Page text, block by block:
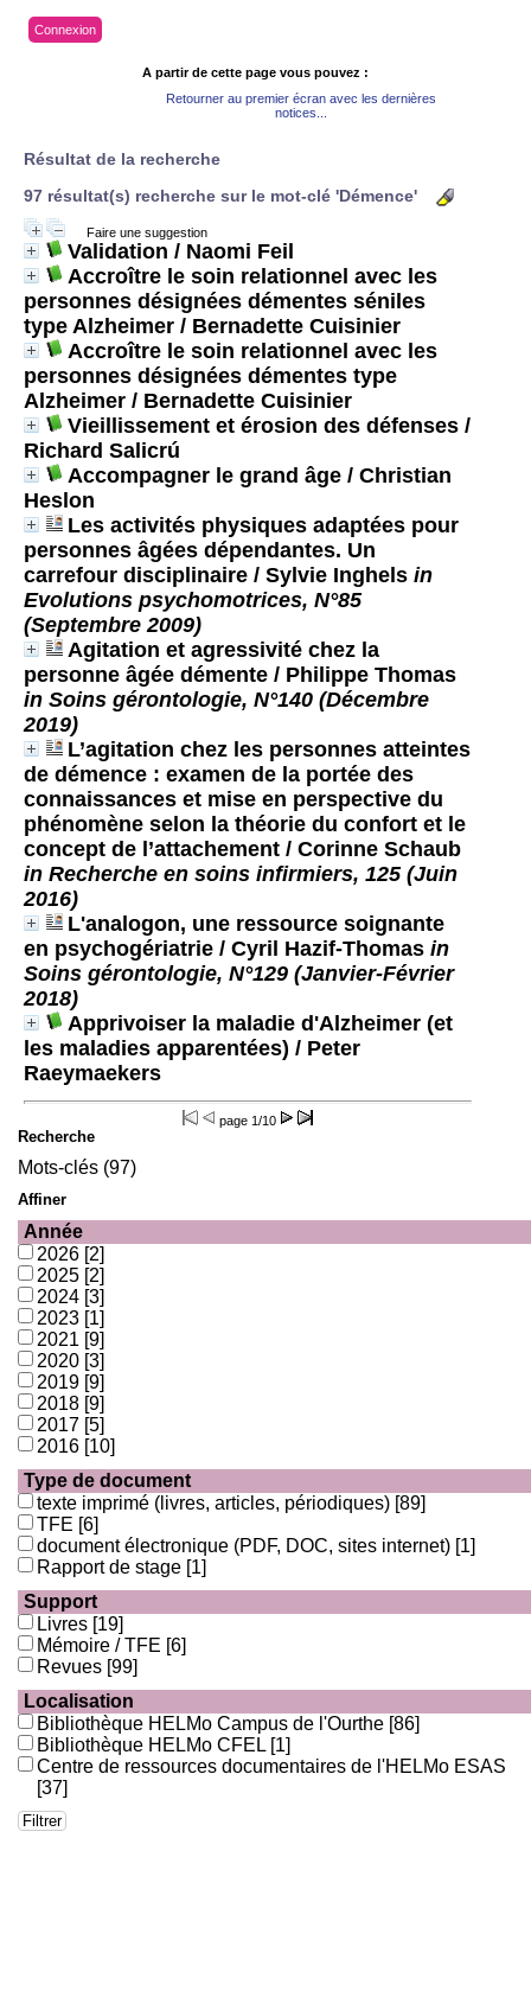
Connexion
A partir de cette page vous pouvez :
Retourner au premier écran avec les dernières
notices...
Résultat de la recherche
97 résultat(s) recherche sur le mot-clé 'Démence'
Faire une suggestion
Validation / Naomi Feil
Accroître le soin relationnel avec les
personnes désignées démentes séniles
type Alzheimer / Bernadette Cuisinier
Accroître le soin relationnel avec les
personnes désignées démentes type
Alzheimer / Bernadette Cuisinier
Vieillissement et érosion des défenses /
Richard Salicrú
Accompagner le grand âge / Christian
Heslon
Les activités physiques adaptées pour
personnes âgées dépendantes. Un
carrefour disciplinaire / Sylvie Inghels in
Evolutions psychomotrices, N°85
(Septembre 2009)
Agitation et agressivité chez la
personne âgée démente / Philippe Thomas
in Soins gérontologie, N°140 (Décembre
2019)
L’agitation chez les personnes atteintes
de démence : examen de la portée des
connaissances et mise en perspective du
phénomène selon la théorie du confort et le
concept de l’attachement / Corinne Schaub
in Recherche en soins infirmiers, 125 (Juin
2016)
L'analogon, une ressource soignante
en psychogériatrie / Cyril Hazif-Thomas in
Soins gérontologie, N°129 (Janvier-Février
2018)
Apprivoiser la maladie d'Alzheimer (et
les maladies apparentées) / Peter
Raeymaekers
page 1/10
Recherche
Mots-clés (97)
Affiner
Année
2026 [2]
2025 [2]
2024 [3]
2023 [1]
2021 [9]
2020 [3]
2019 [9]
2018 [9]
2017 [5]
2016 [10]
Type de document
texte imprimé (livres, articles, périodiques) [89]
TFE [6]
document électronique (PDF, DOC, sites internet) [1]
Rapport de stage [1]
Support
Livres [19]
Mémoire / TFE [6]
Revues [99]
Localisation
Bibliothèque HELMo Campus de l'Ourthe [86]
Bibliothèque HELMo CFEL [1]
Centre de ressources documentaires de l'HELMo ESAS
[37]